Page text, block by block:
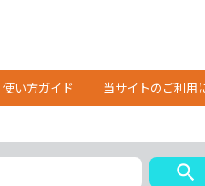
使い方ガイド 当サイトのご利用
search